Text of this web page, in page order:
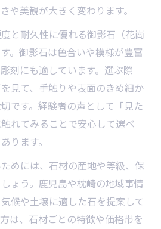
や美観が大きく変わります。
と耐久性に優れる御影石（花崗
。御影石は色合いや模様が豊富
刻にも適しています。選ぶ際
見て、手触りや表面のきめ細か
です。経験者の声として「見た
れてみることで安心して選べ
ります。
めには、石材の産地や等級、保
ょう。鹿児島や枕崎の地域事情
候や土壌に適した石を提案して
は、石材ごとの特徴や価格帯を